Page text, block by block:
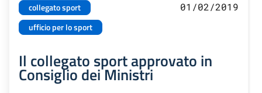
collegato sport
ufficio per lo sport
01/02/2019
Il collegato sport approvato in
Consiglio dei Ministri